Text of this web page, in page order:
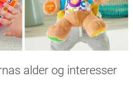
alder og interesser